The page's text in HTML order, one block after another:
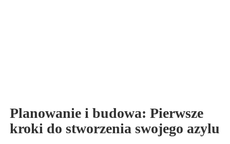
Planowanie i budowa: Pierwsze
kroki do stworzenia swojego azylu